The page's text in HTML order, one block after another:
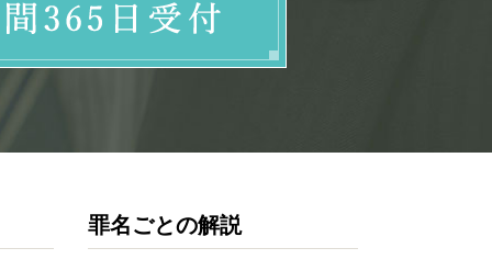
罪名ごとの解説